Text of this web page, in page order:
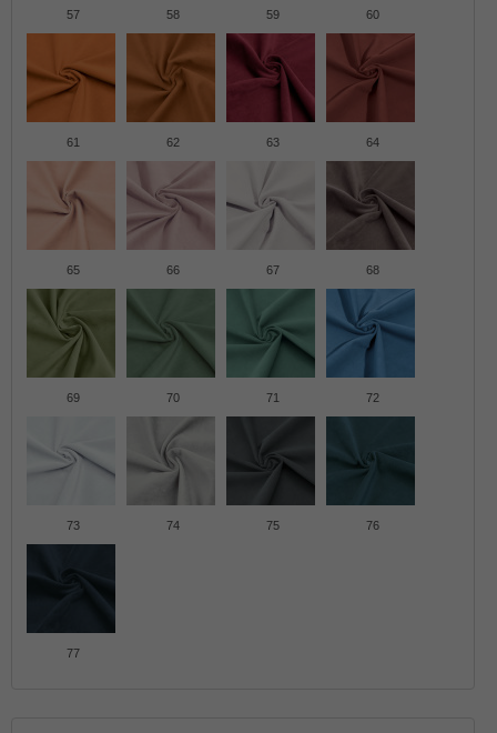
57 58 59 60
61 62 63 64
65 66 67 68
69 70 71 72
73 74 75 76
77